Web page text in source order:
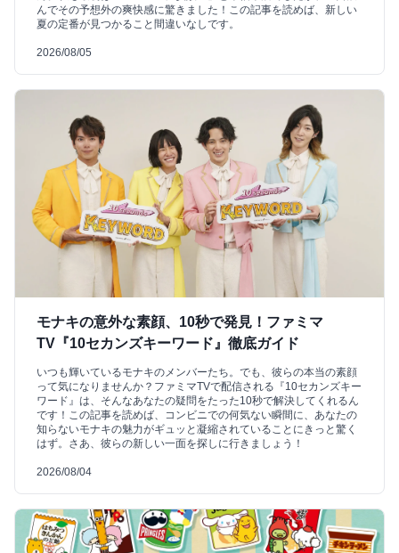
んでその予想外の爽快感に驚きました！この記事を読めば、新しい
夏の定番が見つかること間違いなしです。
2026/08/05
モナキの意外な素顔、10秒で発見！ファミマ
TV『10セカンズキーワード』徹底ガイド
いつも輝いているモナキのメンバーたち。でも、彼らの本当の素顔
って気になりませんか？ファミマTVで配信される『10セカンズキー
ワード』は、そんなあなたの疑問をたった10秒で解決してくれるん
です！この記事を読めば、コンビニでの何気ない瞬間に、あなたの
知らないモナキの魅力がギュッと凝縮されていることにきっと驚く
はず。さあ、彼らの新しい一面を探しに行きましょう！
2026/08/04